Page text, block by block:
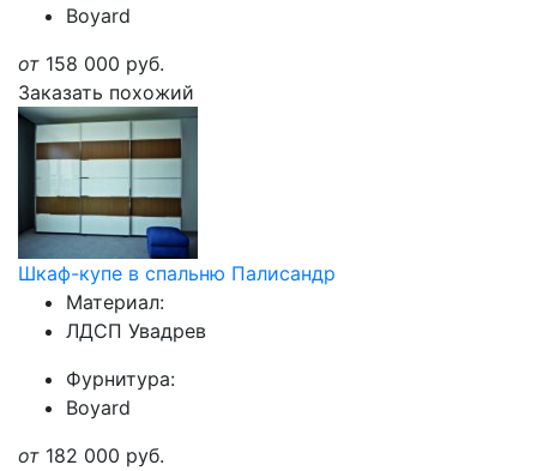
Boyard
от 158 000 руб.
Заказать похожий
Шкаф-купе в спальню Палисандр
Материал:
ЛДСП Увадрев
Фурнитура:
Boyard
от 182 000 руб.